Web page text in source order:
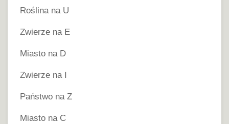
Roślina na U
Zwierze na E
Miasto na D
Zwierze na I
Państwo na Z
Miasto na C